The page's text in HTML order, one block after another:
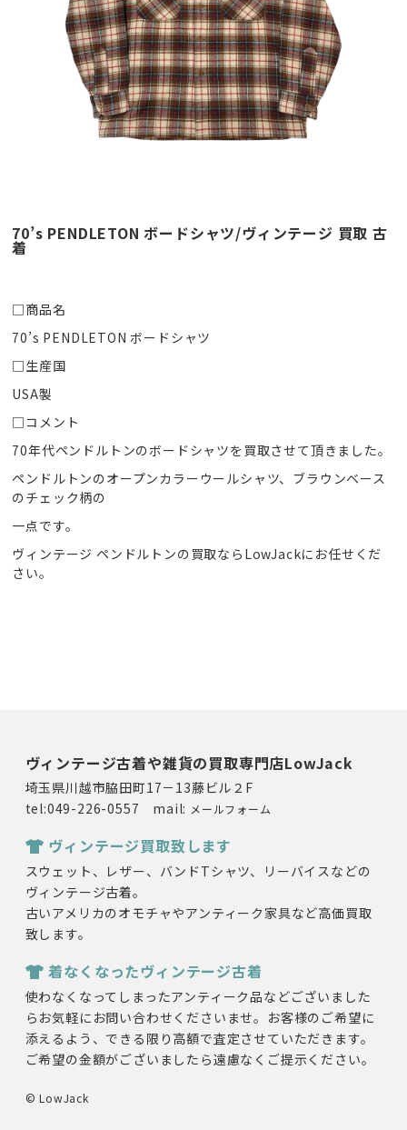
70’s PENDLETON ボードシャツ/ヴィンテージ 買取 古
着
□商品名
70’s PENDLETON ボードシャツ
□生産国
USA製
□コメント
70年代ペンドルトンのボードシャツを買取させて頂きました。
ペンドルトンのオープンカラーウールシャツ、ブラウンベース
のチェック柄の
一点です。
ヴィンテージ ペンドルトンの買取ならLowJackにお任せくだ
さい。
ヴィンテージ古着や雑貨の買取専門店LowJack
埼玉県川越市脇田町17－13藤ビル２F
tel:049-226-0557 mail: メールフォーム
ヴィンテージ買取致します
スウェット、レザー、バンドTシャツ、リーバイスなどの
ヴィンテージ古着。
古いアメリカのオモチャやアンティーク家具など高価買取
致します。
着なくなったヴィンテージ古着
使わなくなってしまったアンティーク品などございました
らお気軽にお問い合わせくださいませ。お客様のご希望に
添えるよう、できる限り高額で査定させていただきます。
ご希望の金額がございましたら遠慮なくご提示ください。
© LowJack